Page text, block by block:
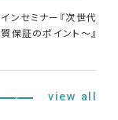
ンセミナー『次世代
保証のポイント～』
view all